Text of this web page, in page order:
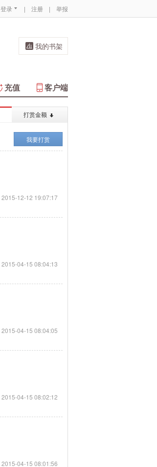
登录 | 注册 | 举报
我的书架
客户端
充值
打赏金额
我要打赏
2015-12-12 19:07:17
2015-04-15 08:04:13
2015-04-15 08:04:05
2015-04-15 08:02:12
2015-04-15 08:01:56